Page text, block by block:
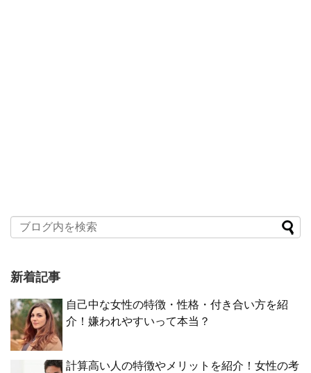
新着記事
自己中な女性の特徴・性格・付き合い方を紹
介！嫌われやすいって本当？
計算高い人の特徴やメリットを紹介！女性の考